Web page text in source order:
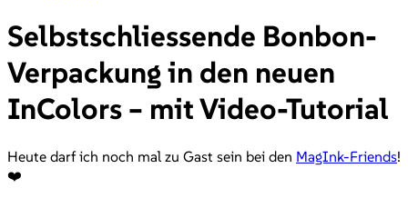
Selbstschliessende Bonbon-
Verpackung in den neuen
InColors – mit Video-Tutorial
Heute darf ich noch mal zu Gast sein bei den MagInk-Friends!
❤️